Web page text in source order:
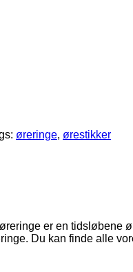
øreringe, ørestikker
er en tidsløbene
Du kan finde alle